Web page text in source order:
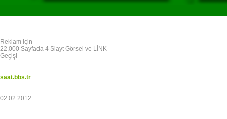
Reklam için
22,000 Sayfada 4 Slayt Görsel ve LİNK
Geçişi
saat.bbs.tr
02.02.2012